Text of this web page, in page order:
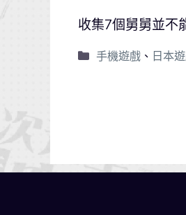
收集7個舅舅並不
手機遊戲、 日本